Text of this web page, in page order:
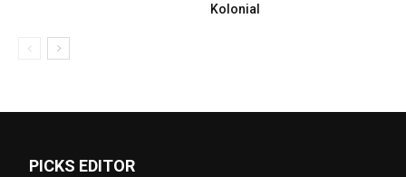
Kolonial
PICKS EDITOR